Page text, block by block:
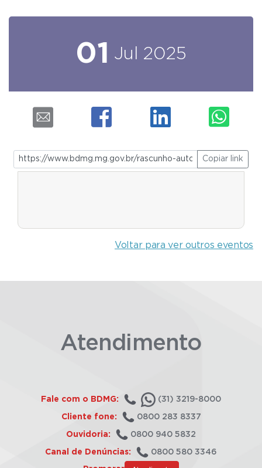
01 Jul 2025
Copiar link
Voltar para ver outros eventos
Atendimento
Fale com o BDMG: (31) 3219-8000
Cliente fone: 0800 283 8337
Ouvidoria: 0800 940 5832
Canal de Denúncias: 0800 580 3346